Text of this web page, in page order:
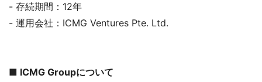
- 存続期間：12年
- 運用会社：ICMG Ventures Pte. Ltd.
■ ICMG Groupについて